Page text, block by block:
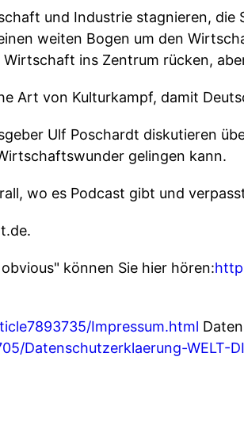
und Industrie stagnieren, die
weiten Bogen um den
ins Zentrum rücken,
Art von Kulturkampf, damit
Ulf Poschardt diskutieren
gelingen kann.
wo es Podcast gibt und
können Sie hier hören:
Impressum.html
Datenschutzerklaerung-WELT-